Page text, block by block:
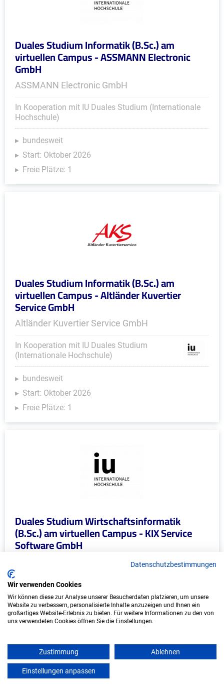
Duales Studium Informatik (B.Sc.) am
virtuellen Campus - ASSMANN Electronic
GmbH
ASSMANN Electronic GmbH
In Kooperation mit IU Duales Studium (Internationale
Hochschule)
bundesweit
Start: Oktober 2026
Freie Plätze: 1
Duales Studium Informatik (B.Sc.) am
virtuellen Campus - Altländer Kuvertier
Service GmbH
Altländer Kuvertier Service GmbH
In Kooperation mit IU Duales Studium
(Internationale Hochschule)
bundesweit
Start: Oktober 2026
Freie Plätze: 1
Duales Studium Wirtschaftsinformatik
(B.Sc.) am virtuellen Campus - KIX Service
Software GmbH
In Kooperation mit IU Duales Studium (Internationale
Hochschule)
bundesweit
Freie Plätze: 1
Datenschutzbestimmungen
Wir verwenden Cookies
Wir können diese zur Analyse unserer Besucherdaten platzieren, um unsere
Website zu verbessern, personalisierte Inhalte anzuzeigen und Ihnen ein
großartiges Website-Erlebnis zu bieten. Für weitere Informationen zu den von
uns verwendeten Cookies öffnen Sie die Einstellungen.
Zustimmung Ablehnen
Einstellungen anpassen